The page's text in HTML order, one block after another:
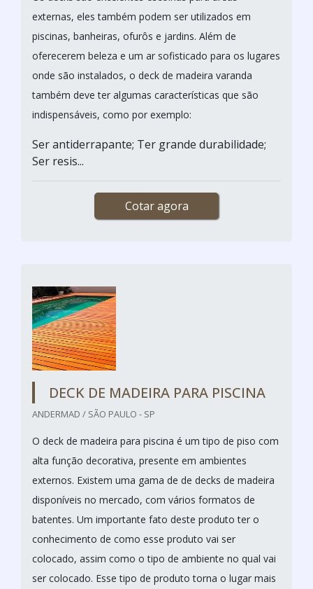
externas, eles também podem ser utilizados em
piscinas, banheiras, ofurôs e jardins. Além de
oferecerem beleza e um ar sofisticado para os lugares
onde são instalados, o deck de madeira varanda
também deve ter algumas características que são
indispensáveis, como por exemplo:
Ser antiderrapante; Ter grande durabilidade;
Ser resis...
Cotar agora
DECK DE MADEIRA PARA PISCINA
ANDERMAD / SÃO PAULO - SP
O deck de madeira para piscina é um tipo de piso com
alta função decorativa, presente em ambientes
externos. Existem uma gama de de decks de madeira
disponíveis no mercado, com vários formatos de
batentes. Um importante fato deste produto ter o
conhecimento de como esse produto vai ser
colocado, assim como o tipo de ambiente no qual vai
ser colocado. Esse tipo de produto torna o lugar mais